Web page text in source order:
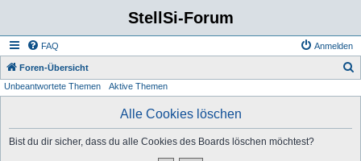
StellSi-Forum
FAQ Anmelden
Foren-Übersicht
Unbeantwortete Themen Aktive Themen
Alle Cookies löschen
Bist du dir sicher, dass du alle Cookies des Boards löschen möchtest?